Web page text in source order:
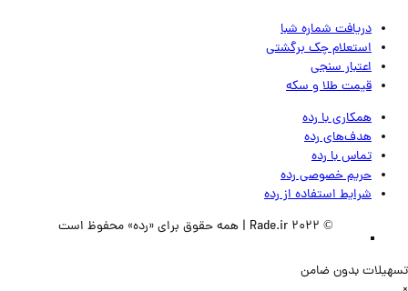
دریافت شماره شبا
استعلام چک برگشتی
اعتبار سنجی
قیمت طلا و سکه
همکاری با رده
هدف‌های رده
تماس‌ با‌ رده
حریم خصوصی رده
شرایط استفاده از رده
بدون ضامن